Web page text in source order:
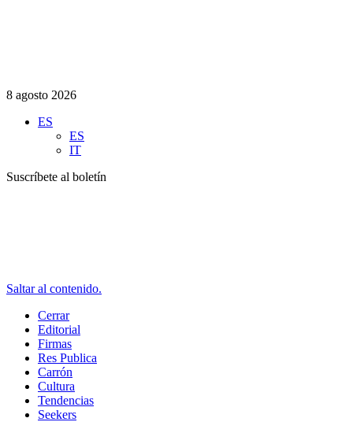
8 agosto 2026
ES
ES
IT
Suscríbete al boletín
Saltar al contenido.
Cerrar
Editorial
Firmas
Res Publica
Carrón
Cultura
Tendencias
Seekers